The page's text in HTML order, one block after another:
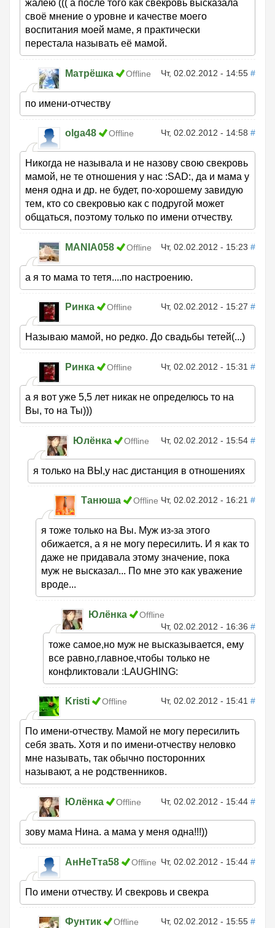
жалею ((( а после того как свекровь высказала
своё мнение о уровне и качестве моего
воспитания моей маме, я практически
перестала называть её мамой.
Матрёшка Offline Чт, 02.02.2012 - 14:55 #
по имени-отчеству
olga48 Offline Чт, 02.02.2012 - 14:58 #
Никогда не называла и не назову свою свекровь
мамой, не те отношения у нас :SAD:, да и мама у
меня одна и др. не будет, по-хорошему завидую
тем, кто со свекровью как с подругой может
общаться, поэтому только по имени отчеству.
MANIA058 Offline Чт, 02.02.2012 - 15:23 #
а я то мама то тетя....по настроению.
Ринка Offline Чт, 02.02.2012 - 15:27 #
Называю мамой, но редко. До свадьбы тетей(...)
Ринка Offline Чт, 02.02.2012 - 15:31 #
а я вот уже 5,5 лет никак не определюсь то на
Вы, то на Ты)))
Юлёнка Offline Чт, 02.02.2012 - 15:54 #
я только на ВЫ,у нас дистанция в отношениях
Танюша Offline Чт, 02.02.2012 - 16:21 #
я тоже только на Вы. Муж из-за этого
обижается, а я не могу пересилить. И я как то
даже не придавала этому значение, пока
муж не высказал... По мне это как уважение
вроде...
Юлёнка
Offline
Чт, 02.02.2012 - 16:36 #
тоже самое,но муж не высказывается, ему
все равно,главное,чтобы только не
конфликтовали :LAUGHING:
Kristi Offline Чт, 02.02.2012 - 15:41 #
По имени-отчеству. Мамой не могу пересилить
себя звать. Хотя и по имени-отчеству неловко
мне называть, так обычно посторонних
называют, а не родственников.
Юлёнка Offline Чт, 02.02.2012 - 15:44 #
зову мама Нина. а мама у меня одна!!!))
АнНеТта58 Offline Чт, 02.02.2012 - 15:44 #
По имени отчеству. И свекровь и свекра
Фунтик Offline Чт, 02.02.2012 - 15:55 #